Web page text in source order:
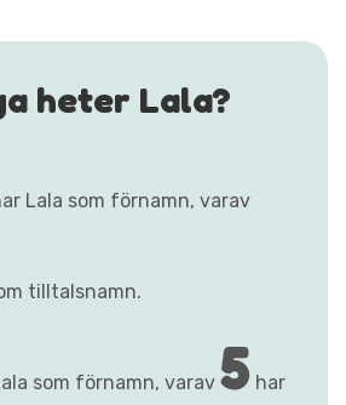
heter Lala?
Lala som förnamn, varav
tilltalsnamn.
som förnamn, varav 5 har